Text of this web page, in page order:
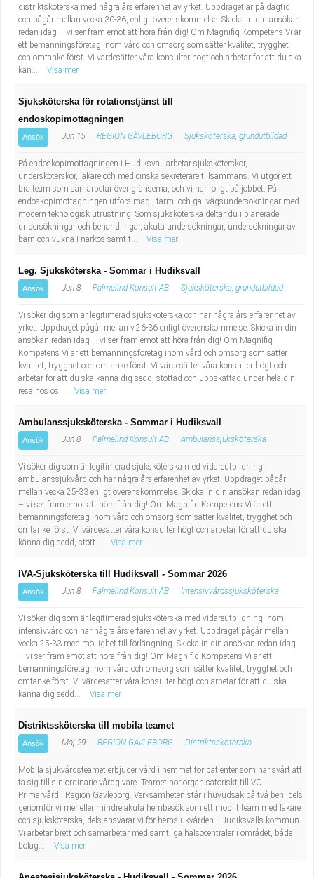
distriktsköterska med några års erfarenhet av yrket. Uppdraget är på dagtid
och pågår mellan vecka 30-36, enligt överenskommelse. Skicka in din ansökan
redan idag – vi ser fram emot att höra från dig! Om Magnifiq Kompetens Vi är
ett bemanningsföretag inom vård och omsorg som sätter kvalitet, trygghet
och omtanke först. Vi värdesätter våra konsulter högt och arbetar för att du ska
kän...
Visa mer
Sjuksköterska för rotationstjänst till
endoskopimottagningen
Ansök Jun 15 REGION GÄVLEBORG Sjuksköterska, grundutbildad
På endoskopimottagningen i Hudiksvall arbetar sjuksköterskor,
undersköterskor, läkare och medicinska sekreterare tillsammans. Vi utgör ett
bra team som samarbetar över gränserna, och vi har roligt på jobbet. På
endoskopimottagningen utförs mag-, tarm- och gallvägsundersökningar med
modern teknologisk utrustning. Som sjuksköterska deltar du i planerade
undersökningar och behandlingar, akuta undersökningar, undersökningar av
barn och vuxna i narkos samt t...
Visa mer
Leg. Sjuksköterska - Sommar i Hudiksvall
Ansök Jun 8 Palmelind Konsult AB Sjuksköterska, grundutbildad
Vi söker dig som är legitimerad sjuksköterska och har några års erfarenhet av
yrket. Uppdraget pågår mellan v.26-36 enligt överenskommelse. Skicka in din
ansökan redan idag – vi ser fram emot att höra från dig! Om Magnifiq
Kompetens Vi är ett bemanningsföretag inom vård och omsorg som sätter
kvalitet, trygghet och omtanke först. Vi värdesätter våra konsulter högt och
arbetar för att du ska känna dig sedd, stöttad och uppskattad under hela din
resa hos os...
Visa mer
Ambulanssjuksköterska - Sommar i Hudiksvall
Ansök Jun 8 Palmelind Konsult AB Ambulanssjuksköterska
Vi söker dig som är legitimerad sjuksköterska med vidareutbildning i
ambulanssjukvård och har några års erfarenhet av yrket. Uppdraget pågår
mellan vecka 25-33 enligt överenskommelse. Skicka in din ansökan redan idag
– vi ser fram emot att höra från dig! Om Magnifiq Kompetens Vi är ett
bemanningsföretag inom vård och omsorg som sätter kvalitet, trygghet och
omtanke först. Vi värdesätter våra konsulter högt och arbetar för att du ska
känna dig sedd, stött...
Visa mer
IVA-Sjuksköterska till Hudiksvall - Sommar 2026
Ansök Jun 8 Palmelind Konsult AB Intensivvårdssjuksköterska
Vi söker dig som är legitimerad sjuksköterska med vidareutbildning inom
intensivvård och har några års erfarenhet av yrket. Uppdraget pågår mellan
vecka 25-33 med möjlighet till förlängning. Skicka in din ansökan redan idag
– vi ser fram emot att höra från dig! Om Magnifiq Kompetens Vi är ett
bemanningsföretag inom vård och omsorg som sätter kvalitet, trygghet och
omtanke först. Vi värdesätter våra konsulter högt och arbetar för att du ska
känna dig sedd...
Visa mer
Distriktssköterska till mobila teamet
Ansök Maj 29 REGION GÄVLEBORG Distriktssköterska
Mobila sjukvårdsteamet erbjuder vård i hemmet för patienter som har svårt att
ta sig till sin ordinarie vårdgivare. Teamet hör organisatoriskt till VO
Primärvård i Region Gävleborg. Verksamheten står i huvudsak på två ben: dels
genomför vi mer eller mindre akuta hembesök som ett mobilt team med läkare
och sjuksköterska, dels ansvarar vi för hemsjukvården i Hudiksvalls kommun.
Vi arbetar brett och samarbetar med samtliga hälsocentraler i området, både
bolag...
Visa mer